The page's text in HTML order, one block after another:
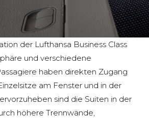
der Lufthansa Business Class
und verschiedene
haben direkten Zugang
am Fenster und in der
sind die Suiten in der
höhere Trennwände,